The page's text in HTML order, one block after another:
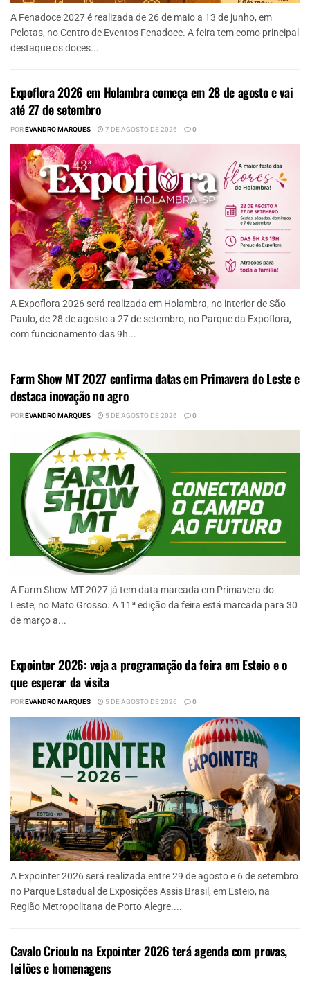
A Fenadoce 2027 é realizada de 26 de maio a 13 de junho, em
Pelotas, no Centro de Eventos Fenadoce. A feira tem como principal
destaque os doces...
Expoflora 2026 em Holambra começa em 28 de agosto e vai
até 27 de setembro
POREVANDRO MARQUES 7 DE AGOSTO DE 2026 0
A Expoflora 2026 será realizada em Holambra, no interior de São
Paulo, de 28 de agosto a 27 de setembro, no Parque da Expoflora,
com funcionamento das 9h...
Farm Show MT 2027 confirma datas em Primavera do Leste e
destaca inovação no agro
POREVANDRO MARQUES 5 DE AGOSTO DE 2026 0
A Farm Show MT 2027 já tem data marcada em Primavera do
Leste, no Mato Grosso. A 11ª edição da feira está marcada para 30
de março a...
Expointer 2026: veja a programação da feira em Esteio e o
que esperar da visita
POREVANDRO MARQUES 5 DE AGOSTO DE 2026 0
A Expointer 2026 será realizada entre 29 de agosto e 6 de setembro
no Parque Estadual de Exposições Assis Brasil, em Esteio, na
Região Metropolitana de Porto Alegre....
Cavalo Crioulo na Expointer 2026 terá agenda com provas,
leilões e homenagens